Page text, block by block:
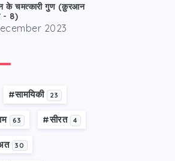
के चमत्कारी गुण (क़ुरआन
- 8)
2023
#सामयिकी 23
63 #सीरत 4
30